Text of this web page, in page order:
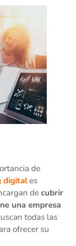
de
digitales
decubrir
una empresa
todas las
ofrecer su